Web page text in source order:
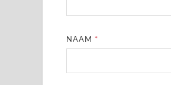
NAAM *